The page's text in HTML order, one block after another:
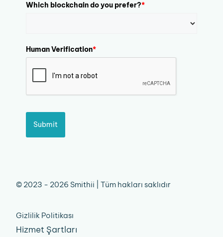
Which blockchain do you prefer?*
Human Verification*
Submit
© 2023 - 2026 Smithii | Tüm hakları saklıdır
Gizlilik Politikası
Hizmet Şartları